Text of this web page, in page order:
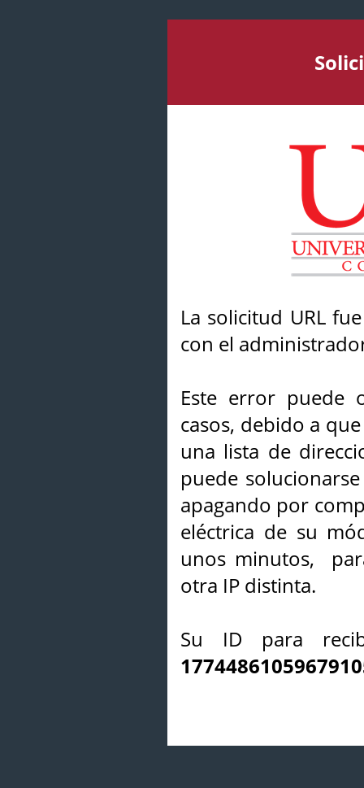
La solicitud URL
con el
Este error puede
casos, debido a
una lista de
puede
apagando por
eléctrica de su
unos minutos,
otra IP distinta.
Su ID para